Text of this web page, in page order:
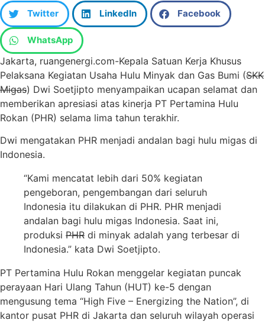
Twitter LinkedIn Facebook
WhatsApp
Jakarta, ruangenergi.com-Kepala Satuan Kerja Khusus
Pelaksana Kegiatan Usaha Hulu Minyak dan Gas Bumi (SKK
Migas) Dwi Soetjipto menyampaikan ucapan selamat dan
memberikan apresiasi atas kinerja PT Pertamina Hulu
Rokan (PHR) selama lima tahun terakhir.
Dwi mengatakan PHR menjadi andalan bagi hulu migas di
Indonesia.
“Kami mencatat lebih dari 50% kegiatan
pengeboran, pengembangan dari seluruh
Indonesia itu dilakukan di PHR. PHR menjadi
andalan bagi hulu migas Indonesia. Saat ini,
produksi PHR di minyak adalah yang terbesar di
Indonesia.” kata Dwi Soetjipto.
PT Pertamina Hulu Rokan menggelar kegiatan puncak
perayaan Hari Ulang Tahun (HUT) ke-5 dengan
mengusung tema “High Five – Energizing the Nation”, di
kantor pusat PHR di Jakarta dan seluruh wilayah operasi